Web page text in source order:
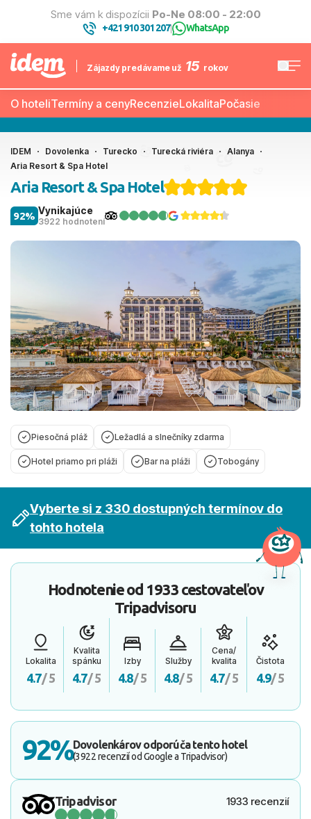
Sme vám k dispozícii Po-Ne 08:00 - 22:00
+421 910 301 207| WhatsApp
Zájazdy predávame už 15 rokov
O hoteliTermíny a cenyRecenzieLokalitaPočasie
IDEM Dovolenka Turecko Turecká riviéra
Alanya
Aria Resort & Spa Hotel
Aria Resort & Spa Hotel
Vynikajúce
3922 hodnotení
92%
Piesočná pláž Ležadlá a slnečníky zdarma
Hotel priamo pri pláži Bar na pláži Tobogány
Vyberte si z 330 dostupných termínov do
tohto hotela
Hodnotenie od 1933 cestovateľov
Tripadvisoru
Lokalita
4.7/ 5
Kvalita
spánku
4.7/ 5
Izby
4.8/ 5
Služby
4.8/ 5
Cena/
kvalita
4.7/ 5
Čistota
4.9/ 5
92%Dovolenkárov odporúča tento hotel
(3922 recenzií od Google a Tripadvisor)
Tripadvisor 1933 recenzií